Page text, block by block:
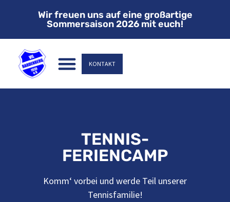
Wir freuen uns auf eine großartige
Sommersaison 2026 mit euch!
KONTAKT
TENNIS-
FERIENCAMP
Komm‘ vorbei und werde Teil unserer
Tennisfamilie!